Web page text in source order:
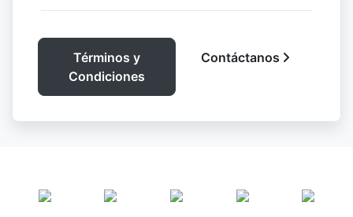
Términos y
Condiciones
Contáctanos